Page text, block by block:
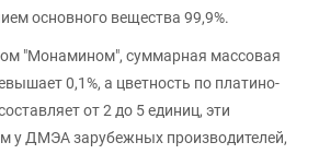
основного вещества 99,9%.
"Монамином", суммарная массовая
0,1%, а цветность по платино-
от 2 до 5 единиц, эти
у ДМЭА зарубежных производителей,